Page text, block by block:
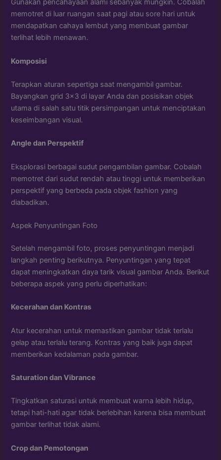
Gunakan pencahayaan alami sebanyak mungkin. Cobalah
memotret di luar ruangan saat pagi atau sore hari untuk
mendapatkan cahaya lembut yang membuat gambar
terlihat lebih menawan.
Komposisi
Terapkan aturan sepertiga saat mengambil gambar.
Bayangkan grid 3×3 di layar Anda dan posisikan objek
utama di salah satu titik persimpangan untuk menciptakan
keseimbangan visual.
Angle dan Perspektif
Eksplorasi berbagai sudut pengambilan gambar. Cobalah
memotret dari sudut rendah atau tinggi untuk memberikan
perspektif yang berbeda pada objek fashion yang
diabadikan.
Aspek Penyuntingan Foto
Setelah mengambil foto, proses penyuntingan menjadi
langkah penting berikutnya. Penyuntingan yang tepat
dapat meningkatkan daya tarik visual gambar Anda. Berikut
beberapa aspek yang perlu diperhatikan:
Kecerahan dan Kontras
Atur kecerahan untuk memastikan gambar tidak terlalu
gelap atau terlalu terang. Kontras yang baik juga dapat
memberikan kedalaman pada gambar.
Saturation dan Vibrance
Tingkatkan saturasi untuk membuat warna lebih hidup,
tetapi hati-hati agar tidak berlebihan karena bisa membuat
gambar terlihat tidak alami.
Crop dan Pemotongan